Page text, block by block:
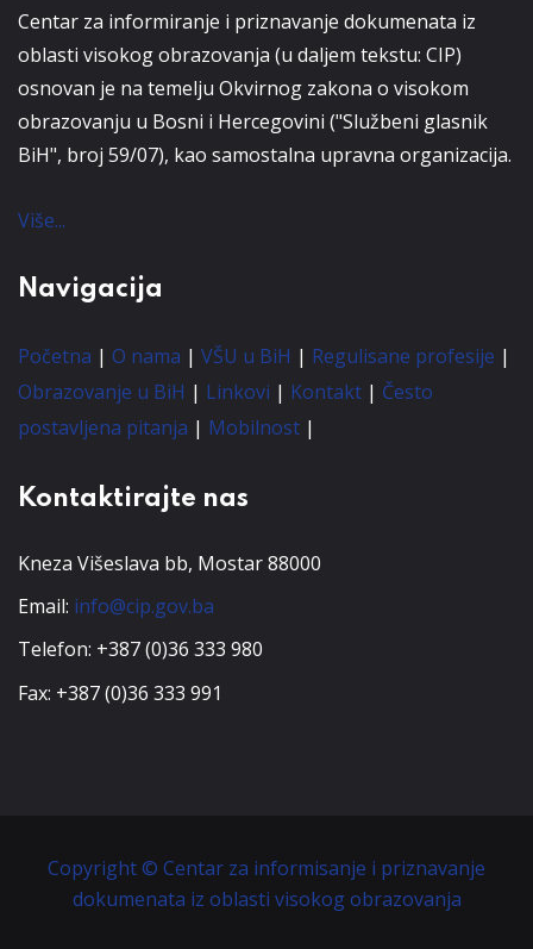
Centar za informiranje i priznavanje dokumenata iz
oblasti visokog obrazovanja (u daljem tekstu: CIP)
osnovan je na temelju Okvirnog zakona o visokom
obrazovanju u Bosni i Hercegovini ("Službeni glasnik
BiH", broj 59/07), kao samostalna upravna organizacija.
Više...
Navigacija
Početna | O nama | VŠU u BiH | Regulisane profesije |
Obrazovanje u BiH | Linkovi | Kontakt | Često
postavljena pitanja | Mobilnost |
Kontaktirajte nas
Kneza Višeslava bb, Mostar 88000
Email: info@cip.gov.ba
Telefon: +387 (0)36 333 980
Fax: +387 (0)36 333 991
Copyright © Centar za informisanje i priznavanje
dokumenata iz oblasti visokog obrazovanja